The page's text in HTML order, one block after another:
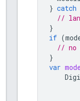
} catch
//
}
if (
// no
}
var